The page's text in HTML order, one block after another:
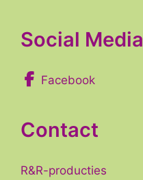
Social Media
Facebook
Contact
R&R-producties